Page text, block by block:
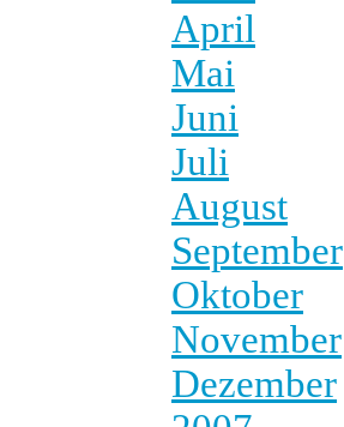
April
Mai
Juni
Juli
August
September
Oktober
November
Dezember